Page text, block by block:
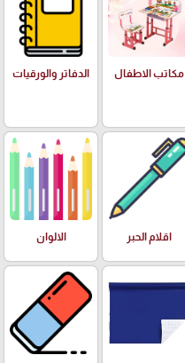
مكاتب الاطفال الدفاتر والورقيات
اقلام الحبر الالوان